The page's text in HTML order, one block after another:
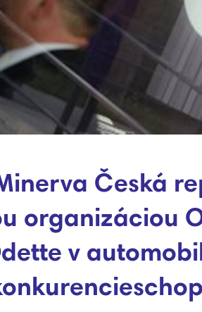
Česká
organizáciou
v